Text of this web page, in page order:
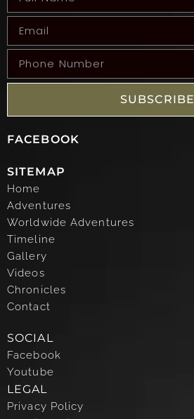
SUBSCRIBE
FACEBOOK
SITEMAP
Home
Adventures
Worldwide Adventures
Timeline
Gallery
Videos
Chronicles
Contact
SOCIAL
Facebook
Youtube
LEGAL
Privacy Policy